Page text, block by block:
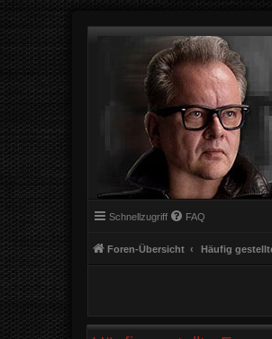
Schnellzugriff FAQ
Foren-Übersicht Häufig